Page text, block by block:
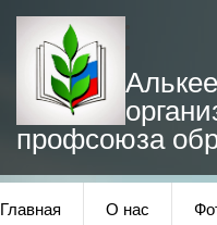
профсоюза
Главная О нас